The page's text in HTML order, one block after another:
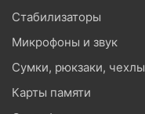
Стабилизаторы
Микрофоны и звук
Сумки, рюкзаки, чехлы
Карты памяти